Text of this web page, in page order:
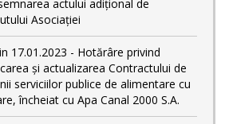
actului adițional de
Asociației
17.01.2023 - Hotărâre privind
și actualizarea Contractului de
serviciilor publice de alimentare cu
încheiat cu Apa Canal 2000 S.A.